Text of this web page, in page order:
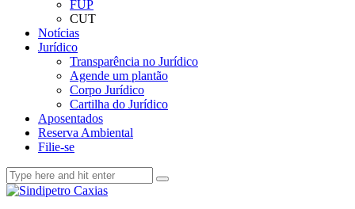
FUP
CUT
Notícias
Jurídico
Transparência no Jurídico
Agende um plantão
Corpo Jurídico
Cartilha do Jurídico
Aposentados
Reserva Ambiental
Filie-se